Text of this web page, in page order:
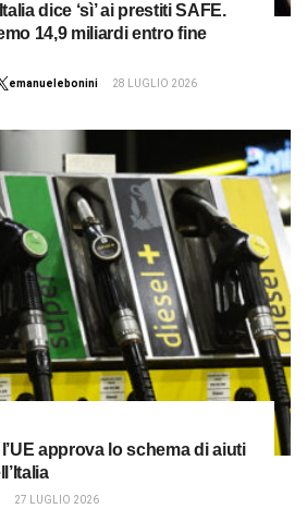
dice ‘sì’ ai prestiti SAFE.
14,9 miliardi entro fine
emanuelebonini 28 LUGLIO 2026
approva lo schema di aiuti
27 LUGLIO 2026